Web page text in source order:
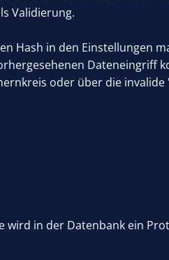
Validierung.
Hash in den Einstellungen
Dateneingriff
oder über die invalide
wird in der Datenbank ein